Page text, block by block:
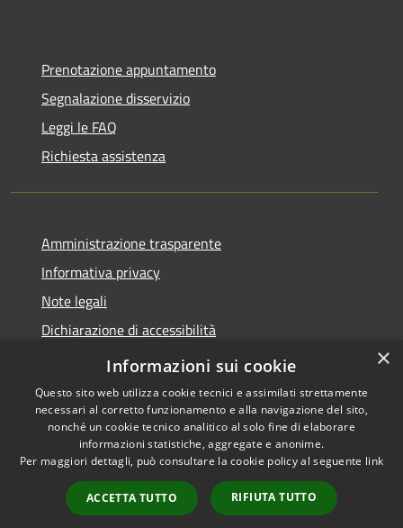
Prenotazione appuntamento
Segnalazione disservizio
Leggi le FAQ
Richiesta assistenza
Amministrazione trasparente
Informativa privacy
Note legali
Dichiarazione di accessibilità
Link app municipium
Accessibilità
Copyright © 2026 • Comune di
Bardolino • Powered by
Municipium•
Accesso
redazione
×
Informazioni sui cookie
Questo sito web utilizza cookie tecnici e assimilati strettamente
necessari al corretto funzionamento e alla navigazione del sito,
nonché un cookie tecnico analitico al solo fine di elaborare
informazioni statistiche, aggregate e anonime.
Per maggiori dettagli, può consultare la cookie policy al seguente link
ACCETTA TUTTO RIFIUTA TUTTO